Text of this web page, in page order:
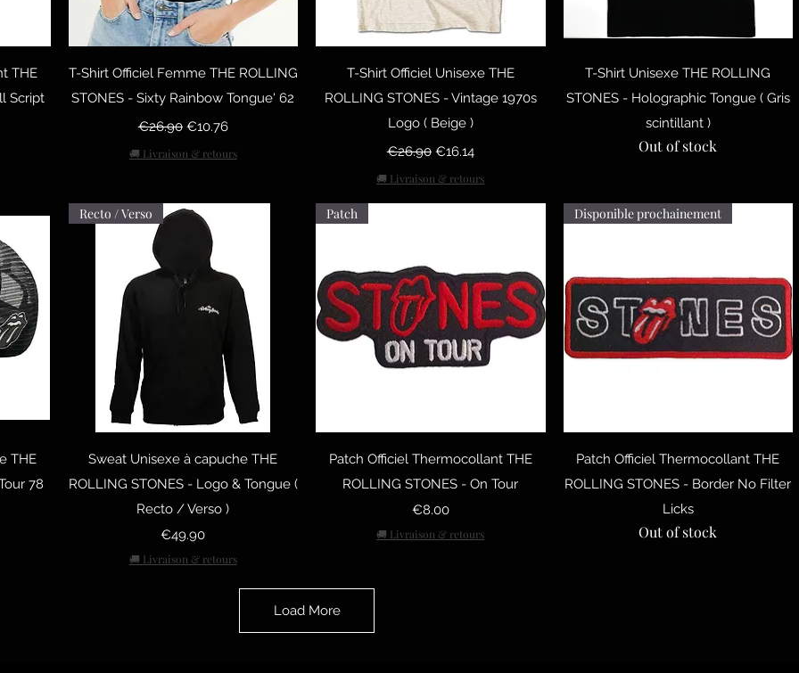
THE
Script
Quick View
T-Shirt Officiel Femme THE ROLLING
STONES - Sixty Rainbow Tongue' 62
Regular Price
€26.90 Sale Price
€10.76
🚚 Livraison & retours
Quick View
T-Shirt Officiel Unisexe THE
ROLLING STONES - Vintage 1970s
Logo ( Beige )
Regular Price
€26.90 Sale Price
€16.14
🚚 Livraison & retours
Quick View
T-Shirt Unisexe THE ROLLING
STONES - Holographic Tongue ( Gris
scintillant )
Out of stock
THE
78
Quick View
Recto / Verso
Sweat Unisexe à capuche THE
ROLLING STONES - Logo & Tongue (
Recto / Verso )
Price
€49.90
🚚 Livraison & retours
Quick View
Patch
Patch Officiel Thermocollant THE
ROLLING STONES - On Tour
Price
€8.00
🚚 Livraison & retours
Quick View
Disponible prochainement
Patch Officiel Thermocollant THE
ROLLING STONES - Border No Filter
Licks
Out of stock
Load More